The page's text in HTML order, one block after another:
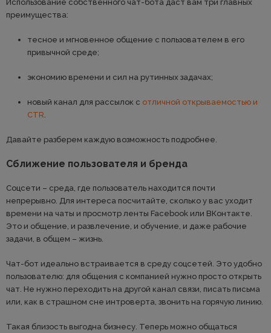
Использование собственного чат-бота даст вам три главных
преимущества:
тесное и мгновенное общение с пользователем в его
привычной среде;
экономию времени и сил на рутинных задачах;
новый канал для рассылок с отличной открываемостью и
CTR.
Давайте разберем каждую возможность подробнее.
Сближение пользователя и бренда
Соцсети – среда, где пользователь находится почти
непрерывно. Для интереса посчитайте, сколько у вас уходит
времени на чаты и просмотр ленты Facebook или ВКонтакте.
Это и общение, и развлечение, и обучение, и даже рабочие
задачи, в общем – жизнь.
Чат-бот идеально встраивается в среду соцсетей. Это удобно
пользователю: для общения с компанией нужно просто открыть
чат. Не нужно переходить на другой канал связи, писать письма
или, как в страшном сне интроверта, звонить на горячую линию.
Такая близость выгодна бизнесу. Теперь можно общаться